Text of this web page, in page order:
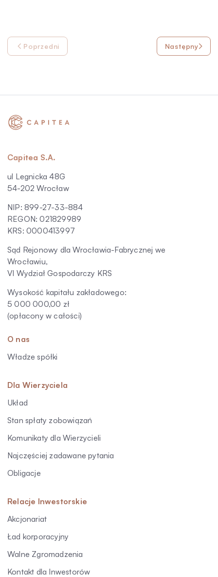
Poprzedni Następny
Capitea S.A.
ul Legnicka 48G
54-202 Wrocław
NIP: 899-27-33-884
REGON: 021829989
KRS: 0000413997
Sąd Rejonowy dla Wrocławia-Fabrycznej we
Wrocławiu,
VI Wydział Gospodarczy KRS
Wysokość kapitału zakładowego:
5 000 000,00 zł
(opłacony w całości)
O nas
Władze spółki
Dla Wierzyciela
Układ
Stan spłaty zobowiązań
Komunikaty dla Wierzycieli
Najczęściej zadawane pytania
Obligacje
Relacje Inwestorskie
Akcjonariat
Ład korporacyjny
Walne Zgromadzenia
Kontakt dla Inwestorów